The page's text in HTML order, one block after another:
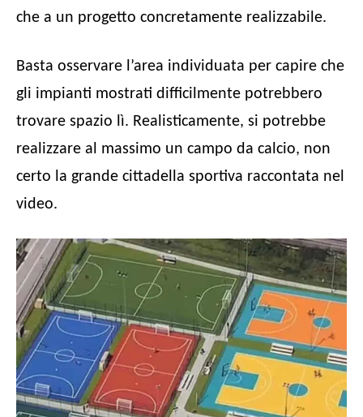
che a un progetto concretamente realizzabile.
Basta osservare l’area individuata per capire che
gli impianti mostrati difficilmente potrebbero
trovare spazio lì. Realisticamente, si potrebbe
realizzare al massimo un campo da calcio, non
certo la grande cittadella sportiva raccontata nel
video.